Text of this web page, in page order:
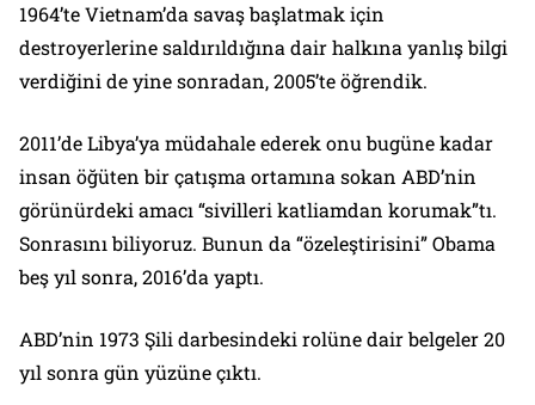
1964’te Vietnam’da savaş başlatmak için
destroyerlerine saldırıldığına dair halkına yanlış bilgi
verdiğini de yine sonradan, 2005’te öğrendik.
2011’de Libya’ya müdahale ederek onu bugüne kadar
insan öğüten bir çatışma ortamına sokan ABD’nin
görünürdeki amacı “sivilleri katliamdan korumak”tı.
Sonrasını biliyoruz. Bunun da “özeleştirisini” Obama
beş yıl sonra, 2016’da yaptı.
ABD’nin 1973 Şili darbesindeki rolüne dair belgeler 20
yıl sonra gün yüzüne çıktı.